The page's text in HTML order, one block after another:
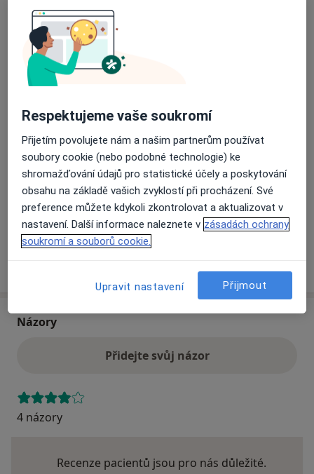
Poliklinika Prosek a.s.
Lovosická 440/40,
Dostupnost
Na této adrese online kalendář není aktivní
Co mám v takové situaci udělat?
Způsoby platby (soukromé návštěvy)
Na teto adrese lékař přijímá pacienty na pojišťovnu
Detaily
o adrese
Názory
Přidejte svůj názor
4 názory
Recenze pacientů jsou pro nás důležité.
Respektujeme vaše soukromí
Přijetím povolujete nám a našim partnerům používat
soubory cookie (nebo podobné technologie) ke
shromažďování údajů pro statistické účely a poskytování
obsahu na základě vašich zvyklostí při procházení. Své
preference můžete kdykoli zkontrolovat a aktualizovat v
nastavení. Další informace naleznete v zásadách ochrany
soukromí a souborů cookie.
Upravit nastavení Přijmout